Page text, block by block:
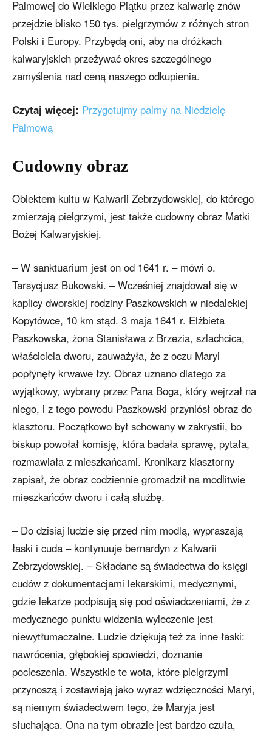
Palmowej do Wielkiego Piątku przez kalwarię znów
przejdzie blisko 150 tys. pielgrzymów z różnych stron
Polski i Europy. Przybędą oni, aby na dróżkach
kalwaryjskich przeżywać okres szczególnego
zamyślenia nad ceną naszego odkupienia.
Czytaj więcej: Przygotujmy palmy na Niedzielę
Palmową
Cudowny obraz
Obiektem kultu w Kalwarii Zebrzydowskiej, do którego
zmierzają pielgrzymi, jest także cudowny obraz Matki
Bożej Kalwaryjskiej.
– W sanktuarium jest on od 1641 r. – mówi o.
Tarsycjusz Bukowski. – Wcześniej znajdował się w
kaplicy dworskiej rodziny Paszkowskich w niedalekiej
Kopytówce, 10 km stąd. 3 maja 1641 r. Elżbieta
Paszkowska, żona Stanisława z Brzezia, szlachcica,
właściciela dworu, zauważyła, że z oczu Maryi
popłynęły krwawe łzy. Obraz uznano dlatego za
wyjątkowy, wybrany przez Pana Boga, który wejrzał na
niego, i z tego powodu Paszkowski przyniósł obraz do
klasztoru. Początkowo był schowany w zakrystii, bo
biskup powołał komisję, która badała sprawę, pytała,
rozmawiała z mieszkańcami. Kronikarz klasztorny
zapisał, że obraz codziennie gromadził na modlitwie
mieszkańców dworu i całą służbę.
– Do dzisiaj ludzie się przed nim modlą, wypraszają
łaski i cuda – kontynuuje bernardyn z Kalwarii
Zebrzydowskiej. – Składane są świadectwa do księgi
cudów z dokumentacjami lekarskimi, medycznymi,
gdzie lekarze podpisują się pod oświadczeniami, że z
medycznego punktu widzenia wyleczenie jest
niewytłumaczalne. Ludzie dziękują też za inne łaski:
nawrócenia, głębokiej spowiedzi, doznanie
pocieszenia. Wszystkie te wota, które pielgrzymi
przynoszą i zostawiają jako wyraz wdzięczności Maryi,
są niemym świadectwem tego, że Maryja jest
słuchająca. Ona na tym obrazie jest bardzo czuła,